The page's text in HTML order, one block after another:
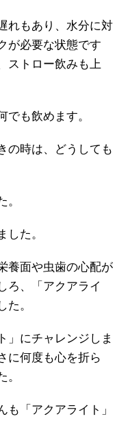
れもあり、水分に対
が必要な状態です
ストロー飲みも上
でも飲めます。
の時は、どうしても
。
した。
養面や虫歯の心配が
ろ、「アクアライ
た。
」にチャレンジしま
に何度も心を折ら
「アクアライト」